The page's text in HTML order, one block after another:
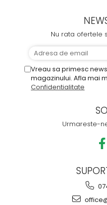
Nu rata ofertele
Vreau sa primesc
magazinului. Afla mai
Confidentialitate
Urmareste-